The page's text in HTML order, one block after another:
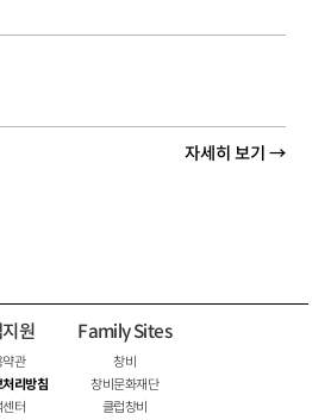
자세히 보기 →
원
약관
리방침
센터
Family Sites
창비
창비문화재단
클럽창비